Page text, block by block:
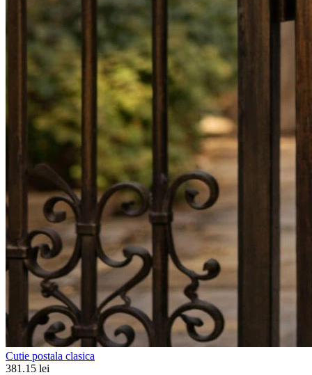
Cutie postala clasica
381.15 lei